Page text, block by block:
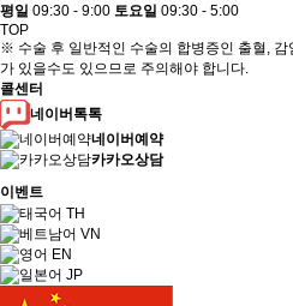
평일 09:30 - 9:00 토요일 09:30 - 5:00
TOP
※ 수술 후 일반적인 수술의 합병증인 출혈,
가 있을수도 있으므로 주의해야 합니다.
콜센터
네이버톡톡
네이버예약
카카오상담
이벤트
TH
VN
EN
JP